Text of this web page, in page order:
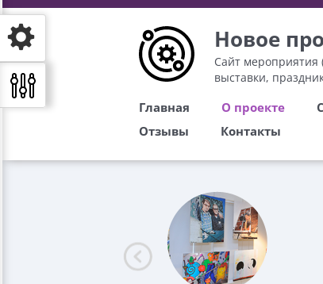
Новое
Сайт мероприятия
выставки,
Главная О проекте
Отзывы
Контакты